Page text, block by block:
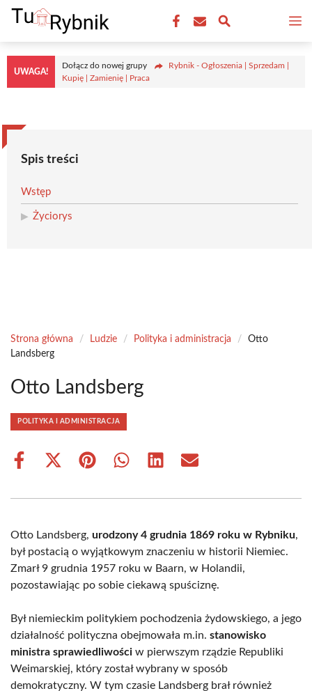
Przejdź
treści
UWAGA!
Dołącz do nowej grupy
Rybnik - Ogłoszenia | Sprzedam |
Kupię | Zamienię | Praca
Spis treści
Wstęp
Życiorys
Strona główna / Ludzie / Polityka i administracja /
Otto
Landsberg
Otto Landsberg
POLITYKA I ADMINISTRACJA
Share
Share
(Twitter)
Share Share Share Share
Otto Landsberg, urodzony 4 grudnia 1869 roku w Rybniku,
był postacią o wyjątkowym znaczeniu w historii Niemiec.
Zmarł 9 grudnia 1957 roku w Baarn, w Holandii,
pozostawiając po sobie ciekawą spuściznę.
Był niemieckim politykiem pochodzenia żydowskiego, a jego
działalność polityczna obejmowała m.in. stanowisko
ministra sprawiedliwości w pierwszym rządzie Republiki
Weimarskiej, który został wybrany w sposób
demokratyczny. W tym czasie Landsberg brał również